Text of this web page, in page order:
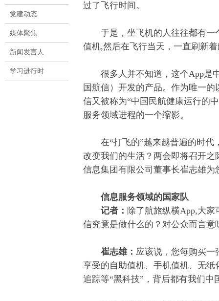
党建动态
媒体聚焦
新闻发言人
学习进行时
过了飞行时间。
于是，坐飞机的人往往都有一
值机,然后在飞行当天，一直刷新
很多人并不知道，这个App是
国航信）开发的产品。作为唯一
信又被称为“中国民航健康运行的
服务领域进程的一个缩影。
在“打飞的”越来越普遍的时代
改变我们的生活？两会即将召开
信息集团有限公司董事长崔志雄
信息服务领域的国家队
记者： 除了航旅纵横App,大
信究竟是做什么的？对公众而言意
崔志雄： 应该说，您每购买一
享受的自助值机、手机值机、无
追踪等“黑科技”，背后都有我们中